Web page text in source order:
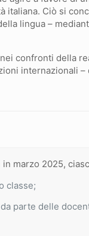
italiana. Ciò si
lingua –
confronti della
internazionali –
marzo 2025,
classe;
parte delle